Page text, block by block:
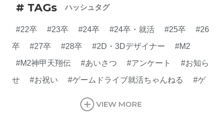
# TAGs ハッシュタグ
#22卒 #23卒 #24卒 #24卒・就活 #25卒
#26
卒
#27卒 #28卒 #2D・3Dデザイナー
#M2
#M2神甲天翔伝
#あいさつ #アンケート
#お知ら
せ
#お祝い #ゲームドライブ就活ちゃんねる
#ゲ
#ゲーム開発
#シフォンめし
VIEW MORE